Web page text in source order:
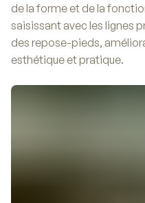
de la forme et de la
saisissant avec les lignes
des repose-pieds,
esthétique et pratique.